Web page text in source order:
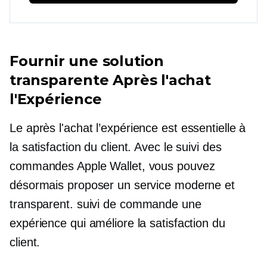
Fournir une solution
transparenteAprès l'achat
l'Expérience
Le après l'achatl’expérience est essentielle à
la satisfaction du client. Avec le suivi des
commandes Apple Wallet, vous pouvez
désormais proposer un service moderne et
transparent. suivi de commande une
expérience qui améliore la satisfaction du
client.